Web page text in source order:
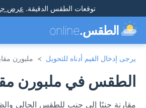
توقعات الطقس الدقيقة. عرض
الطقس.online
يرجى إدخال القيم أدناه للتحويل > ملبورن
الطقس في ملبورن
مقارنة جنبًا إلى جنب للطقس الحالي